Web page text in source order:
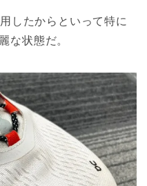
したからといって特に
な状態だ。